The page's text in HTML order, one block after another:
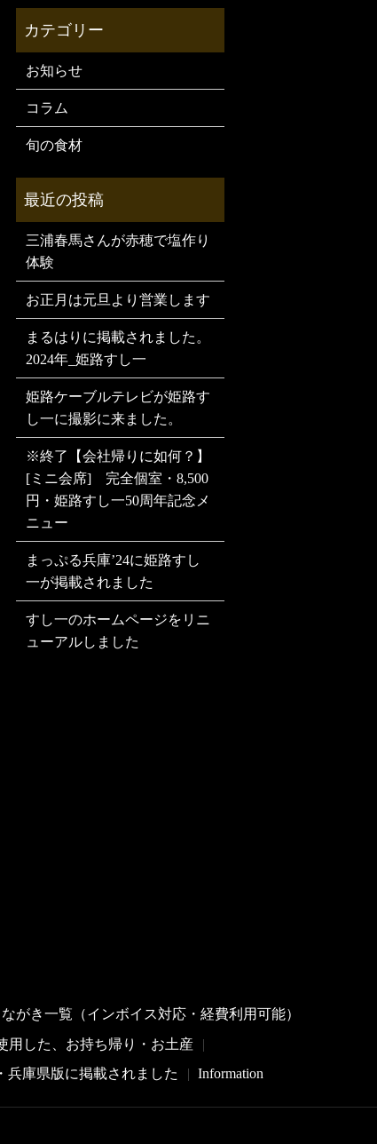
お知らせ
コラム
旬の食材
三浦春馬さんが赤穂で塩作り
体験
お正月は元旦より営業します
まるはりに掲載されました。
2024年_姫路すし一
姫路ケーブルテレビが姫路す
し一に撮影に来ました。
※終了【会社帰りに如何？】
[ミニ会席] 完全個室・8,500
円・姫路すし一50周年記念メ
ニュー
まっぷる兵庫’24に姫路すし
一が掲載されました
すし一のホームページをリニ
ューアルしました
がき一覧（インボイス対応・経費利用可能）
用した、お持ち帰り・お土産
兵庫県版に掲載されました Information